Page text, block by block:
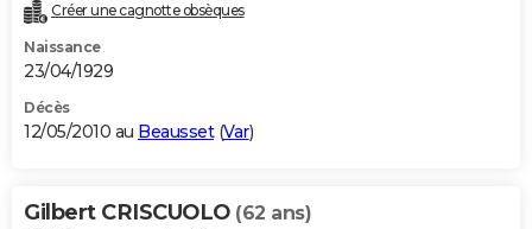
Créer une cagnotte obsèques
Naissance
23/04/1929
Décès
12/05/2010 au Beausset(Var)
Gilbert CRISCUOLO (62 ans)